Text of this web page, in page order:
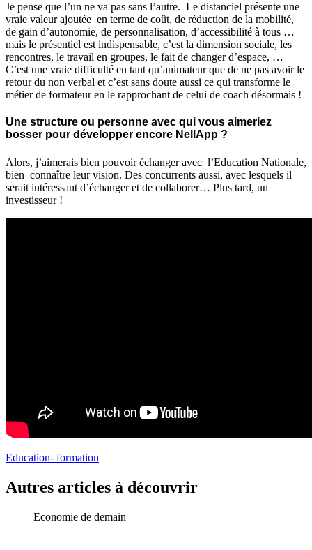
Je pense que l’un ne va pas sans l’autre. Le distanciel présente une
vraie valeur ajoutée en terme de coût, de réduction de la mobilité,
de gain d’autonomie, de personnalisation, d’accessibilité à tous …
mais le présentiel est indispensable, c’est la dimension sociale, les
rencontres, le travail en groupes, le fait de changer d’espace, …
C’est une vraie difficulté en tant qu’animateur que de ne pas avoir le
retour du non verbal et c’est sans doute aussi ce qui transforme le
métier de formateur en le rapprochant de celui de coach désormais !
Une structure ou personne avec qui vous aimeriez
bosser pour développer encore NellApp ?
Alors, j’aimerais bien pouvoir échanger avec l’Education Nationale,
bien connaître leur vision. Des concurrents aussi, avec lesquels il
serait intéressant d’échanger et de collaborer… Plus tard, un
investisseur !
Education- formation
Autres articles à découvrir
Economie de demain